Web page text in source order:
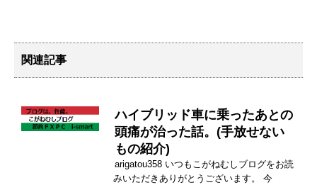
関連記事
ハイブリッド車に乗ったあとの
頭痛が治った話。(手放せない
もの紹介)
arigatou358 いつもこがねむしブログをお読
みいただきありがとうございます。 今